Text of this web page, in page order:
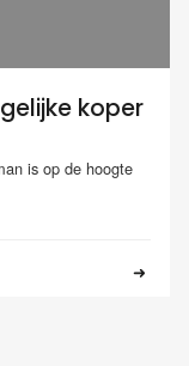
koper
is op de hoogte